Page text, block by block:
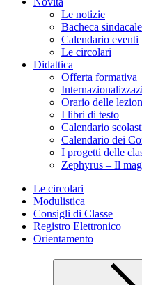
Le notizie
Bacheca sindacale
Calendario eventi
Le circolari
Didattica
Offerta formativa
Orario delle
I libri di testo
Calendario
Calendario dei
I progetti delle
Zephyrus – Il
Le circolari
Modulistica
Consigli di Classe
Registro Elettronico
Orientamento